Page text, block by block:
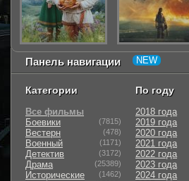
Панель навигации
Категории
Все фильмы
Боевики
(7815)
Вестерн (478)
Военный (1171)
Детектив (3172)
Драма (25389)
Исторические (1462)
По году
2018 года
2019 года
2020 года
2021 года
2022 года
2023 года
2024 года